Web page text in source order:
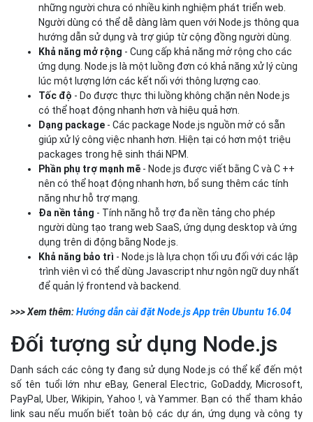
những người chưa có nhiều kinh nghiệm phát triển web.
Người dùng có thể dễ dàng làm quen với Node.js thông qua
hướng dẫn sử dụng và trợ giúp từ cộng đồng người dùng.
Khả năng mở rộng - Cung cấp khả năng mở rộng cho các
ứng dụng. Node.js là một luồng đơn có khả năng xử lý cùng
lúc một lượng lớn các kết nối với thông lượng cao.
Tốc độ - Do được thực thi luồng không chặn nên Node.js
có thể hoạt động nhanh hơn và hiệu quả hơn.
Dạng package - Các package Node.js nguồn mở có sẵn
giúp xử lý công việc nhanh hơn. Hiện tại có hơn một triệu
packages trong hệ sinh thái NPM.
Phần phụ trợ mạnh mẽ - Node.js được viết bằng C và C ++
nên có thể hoạt động nhanh hơn, bổ sung thêm các tính
năng như hỗ trợ mạng.
Đa nền tảng - Tính năng hỗ trợ đa nền tảng cho phép
người dùng tạo trang web SaaS, ứng dụng desktop và ứng
dụng trên di động bằng Node.js.
Khả năng bảo trì - Node.js là lựa chọn tối ưu đối với các lập
trình viên vì có thể dùng Javascript như ngôn ngữ duy nhất
để quản lý frontend và backend.
>>> Xem thêm:Hướng dẫn cài đặt Node.js App trên Ubuntu 16.04
Đối tượng sử dụng Node.js
Danh sách các công ty đang sử dụng Node.js có thể kể đến một
số tên tuổi lớn như eBay, General Electric, GoDaddy, Microsoft,
PayPal, Uber, Wikipin, Yahoo !, và Yammer. Bạn có thể tham khảo
link sau nếu muốn biết toàn bộ các dự án, ứng dụng và công ty